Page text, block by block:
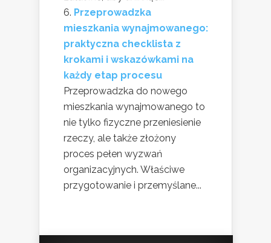
Przeprowadzka
mieszkania wynajmowanego:
praktyczna checklista z
krokami i wskazówkami na
każdy etap procesu
Przeprowadzka do nowego
mieszkania wynajmowanego to
nie tylko fizyczne przeniesienie
rzeczy, ale także złożony
proces pełen wyzwań
organizacyjnych. Właściwe
przygotowanie i przemyślane...